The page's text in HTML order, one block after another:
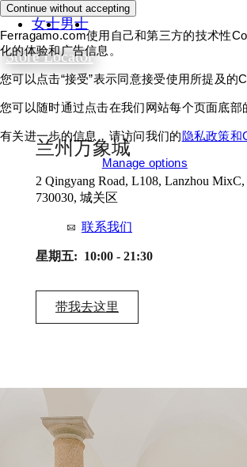
女士男士
Store Locator
兰州万象城
2 Qingyang Road, L108, Lanzhou
730030, 城关区
联系我们
星期五: 10:00 - 21:30
带我去这里
Continue without accepting
Ferragamo.com使用自己和第三方的技术性
化的体验和广告信息。
您可以点击“接受”表示同意接受使用所提及的
您可以随时通过点击在我们网站每个页面底部
有关进一步的信息，请访问我们的隐私政策和
Manage options